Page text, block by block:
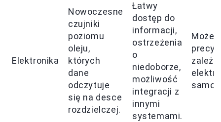
Elektronika
Nowoczesne
czujniki
poziomu
oleju,
których
dane
odczytuje
się na desce
rozdzielczej.
Łatwy
dostęp do
informacji,
ostrzeżenia
o
niedoborze,
możliwość
integracji z
innymi
systemami.
Może